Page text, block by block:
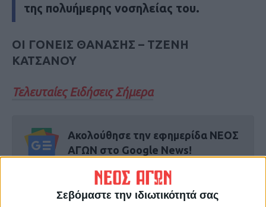
Σεβόμαστε την ιδιωτικότητά σας
της πολυήμερης νοσηλείας του.
ΟΙ ΓΟΝΕΙΣ ΘΑΝΑΣΗΣ – ΤΖΕΝΗ
ΚΑΤΣΑΝΟΥ
Τελευταίες Ειδήσεις Σήμερα
Ακολούθησε την εφημερίδα ΝΕΟΣ
ΑΓΩΝ στο Google News!
Όλες οι εξελίξεις στην περιοχή της
Καρδίτσας και ευρύτερα της Θεσσαλίας